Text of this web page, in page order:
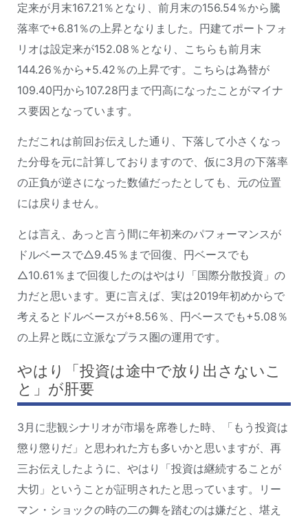
定来が月末167.21％となり、前月末の156.54％から騰
落率で+6.81％の上昇となりました。円建てポートフォ
リオは設定来が152.08％となり、こちらも前月末
144.26％から+5.42％の上昇です。こちらは為替が
109.40円から107.28円まで円高になったことがマイナ
ス要因となっています。
ただこれは前回お伝えした通り、下落して小さくなっ
た分母を元に計算しておりますので、仮に3月の下落率
の正負が逆さになった数値だったとしても、元の位置
には戻りません。
とは言え、あっと言う間に年初来のパフォーマンスが
ドルベースで△9.45％まで回復、円ベースでも
△10.61％まで回復したのはやはり「国際分散投資」の
力だと思います。更に言えば、実は2019年初めからで
考えるとドルベースが+8.56％、円ベースでも+5.08％
の上昇と既に立派なプラス圏の運用です。
やはり「投資は途中で放り出さないこ
と」が肝要
3月に悲観シナリオが市場を席巻した時、「もう投資は
懲り懲りだ」と思われた方も多いかと思いますが、再
三お伝えしたように、やはり「投資は継続することが
大切」ということが証明されたと思っています。リー
マン・ショックの時の二の舞を踏むのは嫌だと、堪え